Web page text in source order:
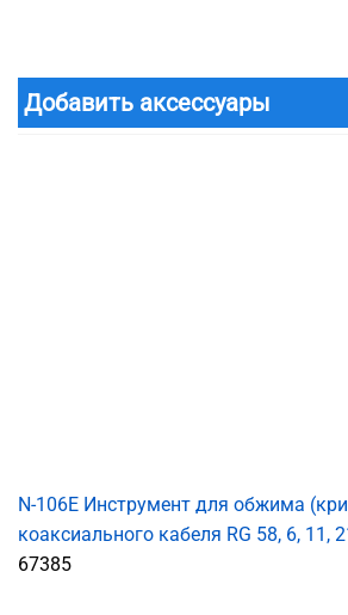
Добавить аксессуары
N-106E Инструмент для обжима
коаксиального кабеля RG 58, 6, 11,
67385